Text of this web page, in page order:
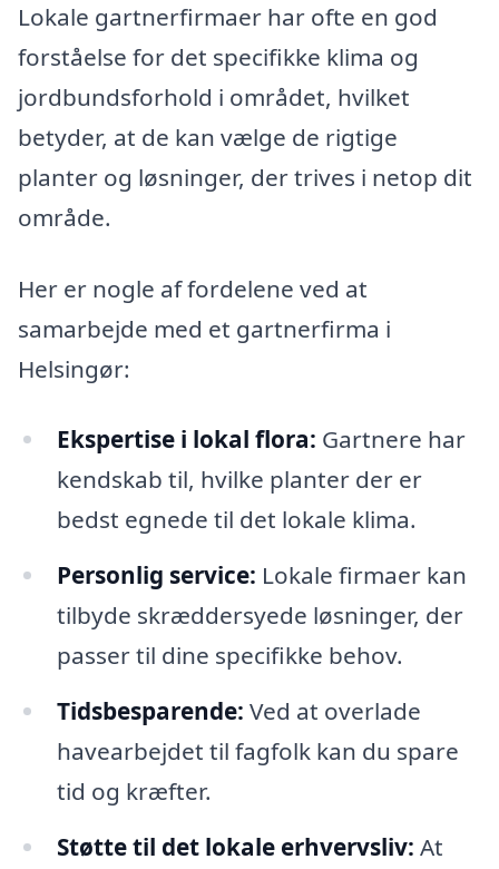
Lokale gartnerfirmaer har ofte en god
forståelse for det specifikke klima og
jordbundsforhold i området, hvilket
betyder, at de kan vælge de rigtige
planter og løsninger, der trives i netop dit
område.
Her er nogle af fordelene ved at
samarbejde med et gartnerfirma i
Helsingør:
Ekspertise i lokal flora: Gartnere har
kendskab til, hvilke planter der er
bedst egnede til det lokale klima.
Personlig service: Lokale firmaer kan
tilbyde skræddersyede løsninger, der
passer til dine specifikke behov.
Tidsbesparende: Ved at overlade
havearbejdet til fagfolk kan du spare
tid og kræfter.
Støtte til det lokale erhvervsliv: At